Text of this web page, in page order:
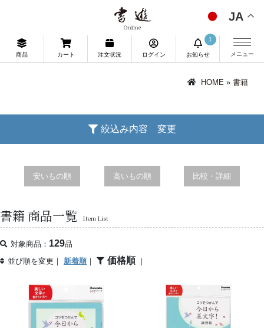
JA
商品 カート 注文状況 ログイン お知らせ
1
メニュー
HOME » 書籍
絞込み内容 変更
安いもの順 高いもの順 比較・詳細
書籍 商品一覧 Item List
対象商品： 129品
並び順を変更｜ 新着順｜ 価格順 ｜